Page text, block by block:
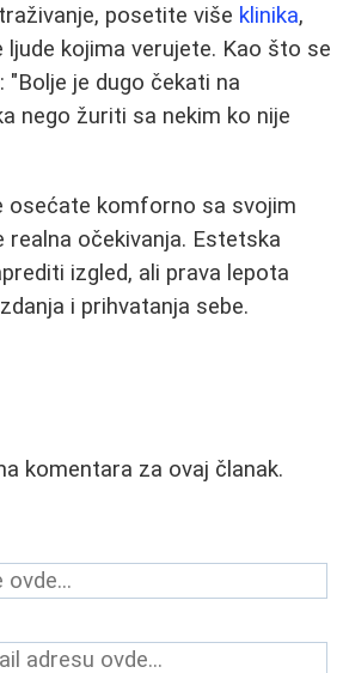
posetite više klinika,
ljude kojima verujete. Kao što se
"Bolje je dugo čekati na
nego žuriti sa nekim ko nije
osećate komforno sa svojim
očekivanja. Estetska
izgled, ali prava lepota
i prihvatanja sebe.
komentara za ovaj članak.